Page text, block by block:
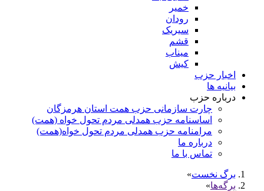
خمیر
رودان
سیریک
قشم
میناب
کیش
اخبار حزب
بیانیه ها
درباره حزب
چارت سازمانی حزب همت استان هرمزگان
اساسنامه حزب همدلی مردم تحول خواه (همت)
مرامنامه حزب همدلی مردم تحول خواه(همت)
درباره ما
تماس با ما
برگ نخست
برگه‌ها